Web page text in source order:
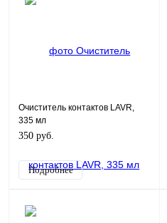
Очиститель контактов LAVR,
335 мл
350 руб.
Подробнее